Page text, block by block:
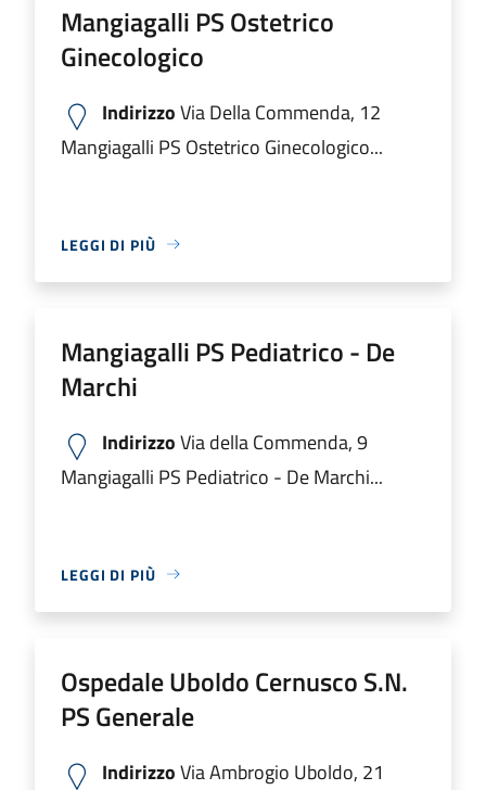
Mangiagalli PS Ostetrico
Ginecologico
IndirizzoVia Della Commenda, 12
Mangiagalli PS Ostetrico Ginecologico...
LEGGI DI PIÙ
Mangiagalli PS Pediatrico - De
Marchi
IndirizzoVia della Commenda, 9
Mangiagalli PS Pediatrico - De Marchi...
LEGGI DI PIÙ
Ospedale Uboldo Cernusco S.N.
PS Generale
IndirizzoVia Ambrogio Uboldo, 21